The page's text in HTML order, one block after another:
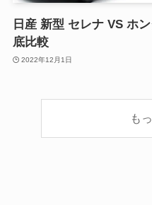
日産 新型 セレナ VS ホ
底比較
2022年12月1日
も